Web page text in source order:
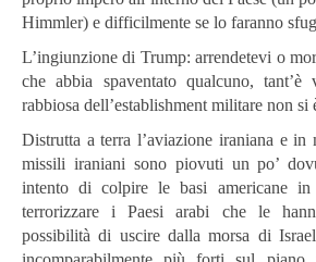
Himmler) e difficilmente se lo faranno
L’ingiunzione di Trump: arrendetevi o
che abbia spaventato qualcuno,
rabbiosa dell’establishment militare non si
Distrutta a terra l’aviazione iraniana e
missili iraniani sono piovuti un po’
intento di colpire le basi americane
terrorizzare i Paesi arabi che le
possibilità di uscire dalla morsa di